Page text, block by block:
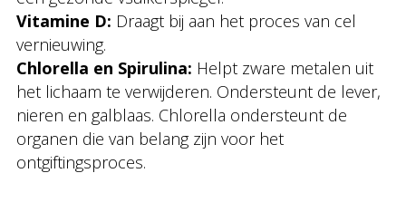
Vitamine D: Draagt bij aan het proces van cel
vernieuwing.
Chlorella en Spirulina: Helpt zware metalen uit
het lichaam te verwijderen. Ondersteunt de lever,
nieren en galblaas. Chlorella ondersteunt de
organen die van belang zijn voor het
ontgiftingsproces.